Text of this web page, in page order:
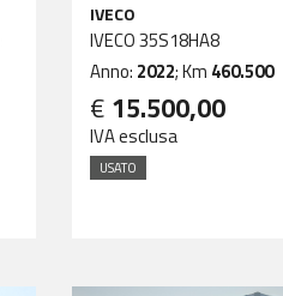
IVECO
IVECO 35S18HA8
Anno: 2022; Km 460.500
€ 15.500,00
IVA esclusa
USATO